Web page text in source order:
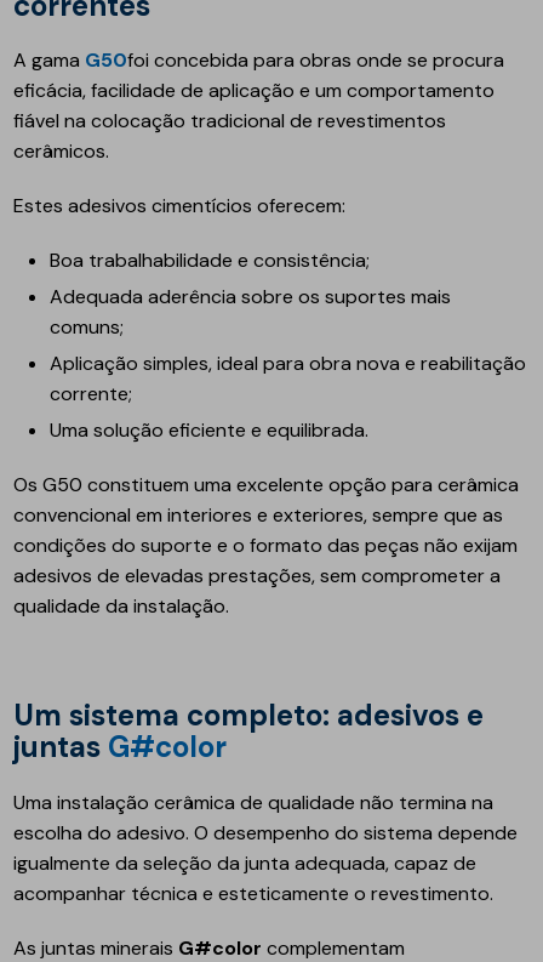
A gama G50foi concebida para obras onde se procura
eficácia, facilidade de aplicação e um comportamento
fiável na colocação tradicional de revestimentos
cerâmicos.
Estes adesivos cimentícios oferecem:
Boa trabalhabilidade e consistência;
Adequada aderência sobre os suportes mais
comuns;
Aplicação simples, ideal para obra nova e reabilitação
corrente;
Uma solução eficiente e equilibrada.
Os G50 constituem uma excelente opção para cerâmica
convencional em interiores e exteriores, sempre que as
condições do suporte e o formato das peças não exijam
adesivos de elevadas prestações, sem comprometer a
qualidade da instalação.
Um sistema completo: adesivos e
juntas G#color
Uma instalação cerâmica de qualidade não termina na
escolha do adesivo. O desempenho do sistema depende
igualmente da seleção da junta adequada, capaz de
acompanhar técnica e esteticamente o revestimento.
As juntas minerais G#color complementam